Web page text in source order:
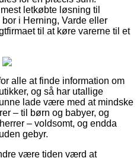
letkøbte løsning til
i Herning, Varde eller
til at køre varerne til et
alle at finde information om
og så har utallige
lade være med at mindske
– til børn og babyer, og
– voldsomt, og endda
gebyr.
være tiden værd at